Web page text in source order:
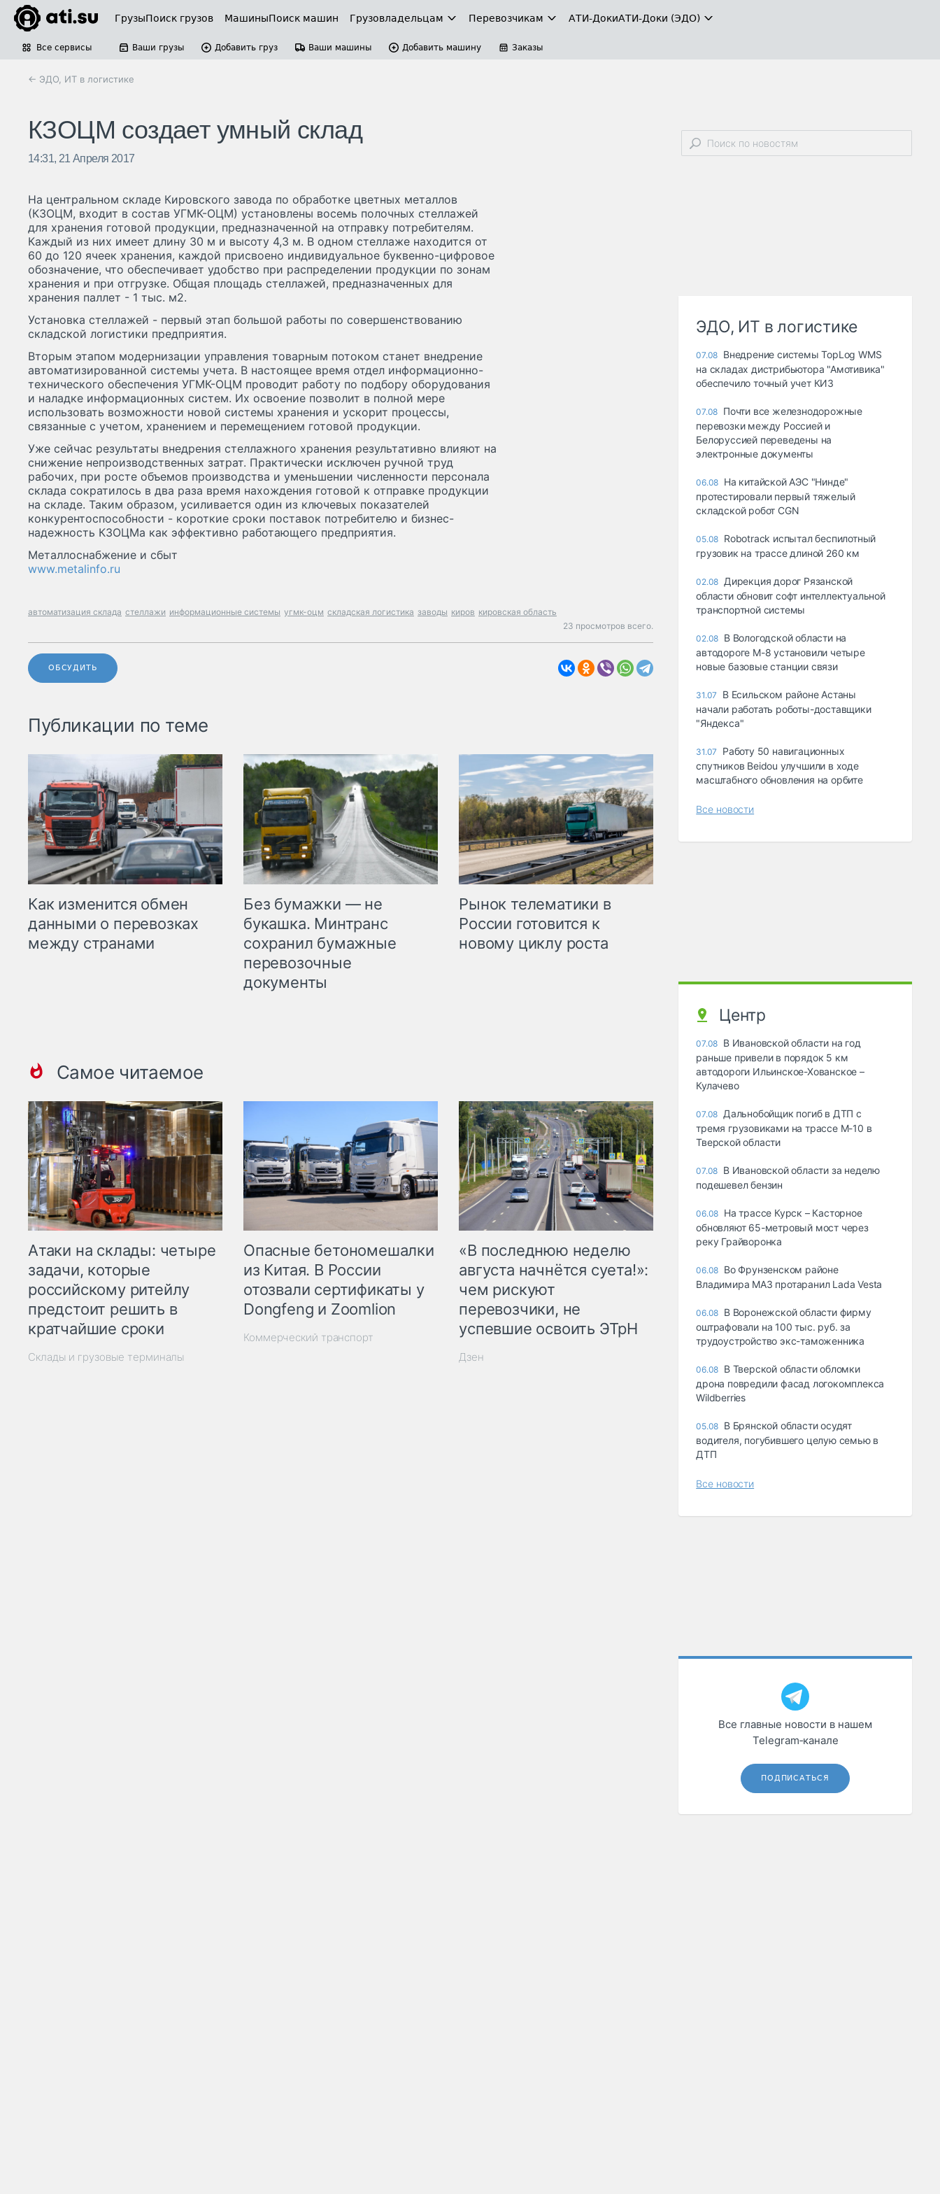
ГрузыПоиск грузов МашиныПоиск машин Грузовладельцам Перевозчикам АТИ-ДокиАТИ-Доки (ЭДО)
Все сервисы Ваши грузы Добавить груз Ваши машины Добавить машину Заказы
← ЭДО, ИТ в логистике
КЗОЦМ создает умный склад
14:31, 21 Апреля 2017
На центральном складе Кировского завода по обработке цветных металлов
(КЗОЦМ, входит в состав УГМК-ОЦМ) установлены восемь полочных стеллажей
для хранения готовой продукции, предназначенной на отправку потребителям.
Каждый из них имеет длину 30 м и высоту 4,3 м. В одном стеллаже находится от
60 до 120 ячеек хранения, каждой присвоено индивидуальное буквенно-цифровое
обозначение, что обеспечивает удобство при распределении продукции по зонам
хранения и при отгрузке. Общая площадь стеллажей, предназначенных для
хранения паллет - 1 тыс. м2.
Установка стеллажей - первый этап большой работы по совершенствованию
складской логистики предприятия.
Вторым этапом модернизации управления товарным потоком станет внедрение
автоматизированной системы учета. В настоящее время отдел информационно-
технического обеспечения УГМК-ОЦМ проводит работу по подбору оборудования
и наладке информационных систем. Их освоение позволит в полной мере
использовать возможности новой системы хранения и ускорит процессы,
связанные с учетом, хранением и перемещением готовой продукции.
Уже сейчас результаты внедрения стеллажного хранения результативно влияют на
снижение непроизводственных затрат. Практически исключен ручной труд
рабочих, при росте объемов производства и уменьшении численности персонала
склада сократилось в два раза время нахождения готовой к отправке продукции
на складе. Таким образом, усиливается один из ключевых показателей
конкурентоспособности - короткие сроки поставок потребителю и бизнес-
надежность КЗОЦМа как эффективно работающего предприятия.
Металлоснабжение и сбыт
www.metalinfo.ru
автоматизация склада стеллажи информационные системы угмк-оцм складская логистика заводы киров кировская область
23 просмотров всего.
ОБСУДИТЬ
Публикации по теме
Как изменится обмен
данными о перевозках
между странами
Без бумажки — не
букашка. Минтранс
сохранил бумажные
перевозочные
документы
Рынок телематики в
России готовится к
новому циклу роста
Самое читаемое
Атаки на склады: четыре
задачи, которые
российскому ритейлу
предстоит решить в
кратчайшие сроки
Склады и грузовые терминалы
Опасные бетономешалки
из Китая. В России
отозвали сертификаты у
Dongfeng и Zoomlion
Коммерческий транспорт
«В последнюю неделю
августа начнётся суета!»:
чем рискуют
перевозчики, не
успевшие освоить ЭТрН
Дзен
ЭДО, ИТ в логистике
07.08 Внедрение системы TopLog WMS
на складах дистрибьютора "Амотивика"
обеспечило точный учет КИЗ
07.08 Почти все железнодорожные
перевозки между Россией и
Белоруссией переведены на
электронные документы
06.08 На китайской АЭС "Нинде"
протестировали первый тяжелый
складской робот CGN
05.08 Robotrack испытал беспилотный
грузовик на трассе длиной 260 км
02.08 Дирекция дорог Рязанской
области обновит софт интеллектуальной
транспортной системы
02.08 В Вологодской области на
автодороге М-8 установили четыре
новые базовые станции связи
31.07
В Есильском районе Астаны
начали работать роботы-доставщики
"Яндекса"
31.07
Работу 50 навигационных
спутников Beidou улучшили в ходе
масштабного обновления на орбите
Все новости
Центр
07.08 В Ивановской области на год
раньше привели в порядок 5 км
автодороги Ильинское-Хованское –
Кулачево
07.08 Дальнобойщик погиб в ДТП с
тремя грузовиками на трассе М-10 в
Тверской области
07.08 В Ивановской области за неделю
подешевел бензин
06.08 На трассе Курск – Касторное
обновляют 65-метровый мост через
реку Грайворонка
06.08 Во Фрунзенском районе
Владимира МАЗ протаранил Lada Vesta
06.08 В Воронежской области фирму
оштрафовали на 100 тыс. руб. за
трудоустройство экс-таможенника
06.08 В Тверской области обломки
дрона повредили фасад логокомплекса
Wildberries
05.08 В Брянской области осудят
водителя, погубившего целую семью в
ДТП
Все новости
Все главные новости в нашем
Telegram‑канале
ПОДПИСАТЬСЯ